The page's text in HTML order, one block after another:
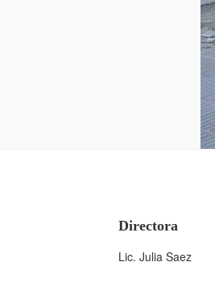
Directora
Lic. Julia Saez